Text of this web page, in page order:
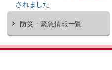
されました
防災・緊急情報一覧